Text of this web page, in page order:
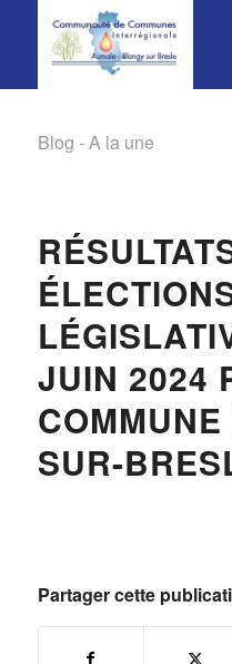
Blog - A la une
JUIN 2024
SUR-
Partager cette